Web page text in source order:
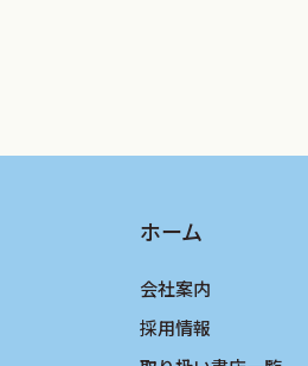
ホーム
会社案内
採用情報